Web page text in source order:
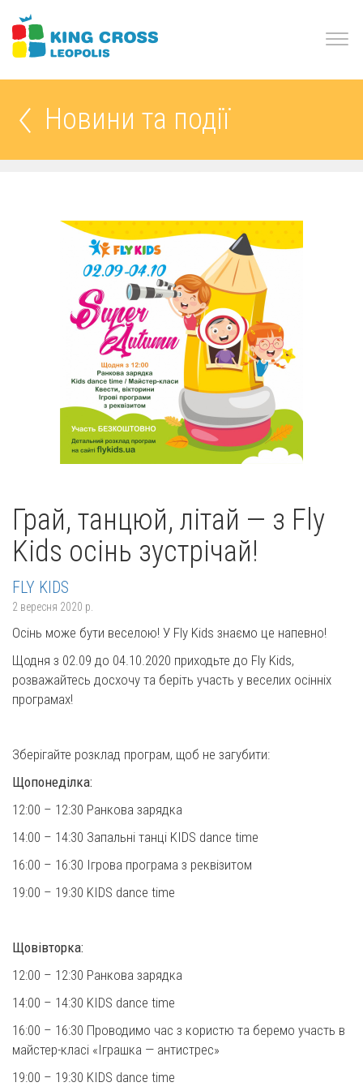
Новини та події
Грай, танцюй, літай — з Fly
Kids осінь зустрічай!
FLY KIDS
2 вересня 2020 р.
Осінь може бути веселою! У Fly Kids знаємо це напевно!
Щодня з 02.09 до 04.10.2020 приходьте до Fly Kids,
розважайтесь досхочу та беріть участь у веселих осінніх
програмах!
Зберігайте розклад програм, щоб не загубити:
Щопонеділка:
12:00 – 12:30 Ранкова зарядка
14:00 – 14:30 Запальні танці KIDS dance time
16:00 – 16:30 Ігрова програма з реквізитом
19:00 – 19:30 KIDS dance time
Щовівторка:
12:00 – 12:30 Ранкова зарядка
14:00 – 14:30 KIDS dance time
16:00 – 16:30 Проводимо час з користю та беремо участь в
майстер-класі «Іграшка — антистрес»
19:00 – 19:30 KIDS dance time